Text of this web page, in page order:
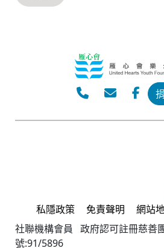
私隱政策 免責聲明 網站
社聯機構會員 政府認可註冊慈善
號:91/5896